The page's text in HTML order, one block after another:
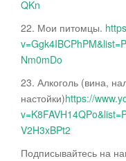
QKn
22. Мои питомцы.
Nm0mDo
23. Алкоголь (вина,
настойки)https://
V2H3xBPt2
Подписывайтесь на